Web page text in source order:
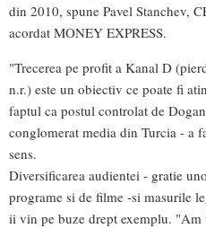
din 2010, spune Pavel Stanchev,
acordat MONEY EXPRESS.
"Trecerea pe profit a Kanal D
n.r.) este un obiectiv ce poate fi
faptul ca postul controlat de
conglomerat media din Turcia - a
sens.
Diversificarea audientei - gratie
programe si de filme -si masurile
ii vin pe buze drept exemplu. "Am